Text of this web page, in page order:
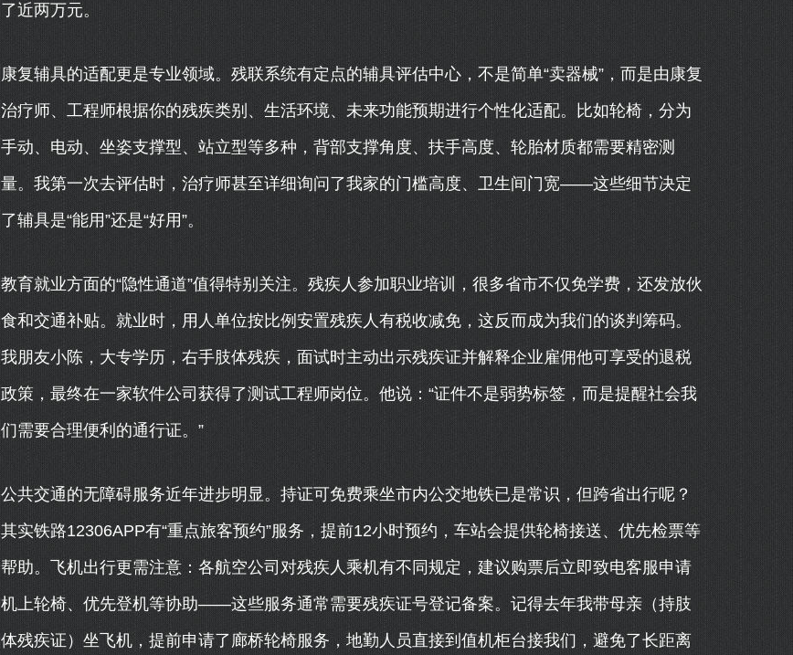
了近两万元。
康复辅具的适配更是专业领域。残联系统有定点的辅具评估中心，不是简单“卖器械”，而是由康复
治疗师、工程师根据你的残疾类别、生活环境、未来功能预期进行个性化适配。比如轮椅，分为
手动、电动、坐姿支撑型、站立型等多种，背部支撑角度、扶手高度、轮胎材质都需要精密测
量。我第一次去评估时，治疗师甚至详细询问了我家的门槛高度、卫生间门宽——这些细节决定
了辅具是“能用”还是“好用”。
教育就业方面的“隐性通道”值得特别关注。残疾人参加职业培训，很多省市不仅免学费，还发放伙
食和交通补贴。就业时，用人单位按比例安置残疾人有税收减免，这反而成为我们的谈判筹码。
我朋友小陈，大专学历，右手肢体残疾，面试时主动出示残疾证并解释企业雇佣他可享受的退税
政策，最终在一家软件公司获得了测试工程师岗位。他说：“证件不是弱势标签，而是提醒社会我
们需要合理便利的通行证。”
公共交通的无障碍服务近年进步明显。持证可免费乘坐市内公交地铁已是常识，但跨省出行呢？
其实铁路12306APP有“重点旅客预约”服务，提前12小时预约，车站会提供轮椅接送、优先检票等
帮助。飞机出行更需注意：各航空公司对残疾人乘机有不同规定，建议购票后立即致电客服申请
机上轮椅、优先登机等协助——这些服务通常需要残疾证号登记备案。记得去年我带母亲（持肢
体残疾证）坐飞机，提前申请了廊桥轮椅服务，地勤人员直接到值机柜台接我们，避免了长距离